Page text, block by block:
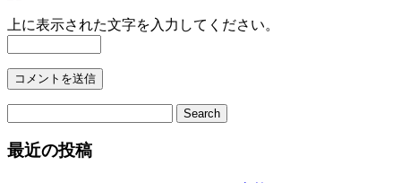
上に表示された文字を入力してください。
最近の投稿